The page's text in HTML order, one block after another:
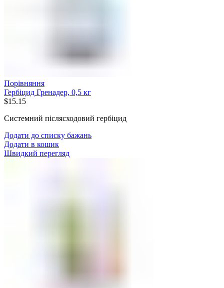
Порівняння
Гербіцид Гренадер, 0,5 кг
$15.15
Системний післясходовий гербіцид
Додати до списку бажань
Додати в кошик
Швидкий перегляд